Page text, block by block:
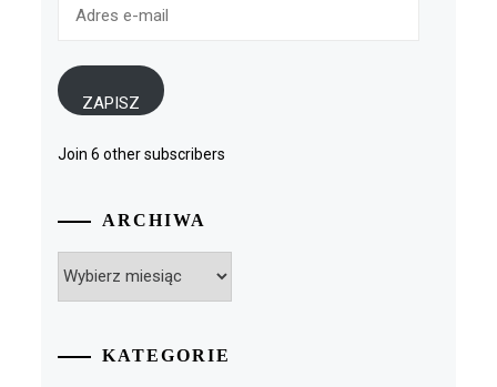
ZAPISZ
Join 6 other subscribers
ARCHIWA
KATEGORIE